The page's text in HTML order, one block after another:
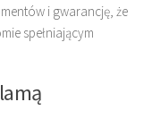
i gwarancję, że
spełniającym